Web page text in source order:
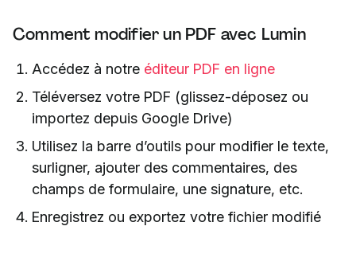
Comment modifier un PDF avec Lumin
Accédez à notre éditeur PDF en ligne
Téléversez votre PDF (glissez-déposez ou
importez depuis Google Drive)
Utilisez la barre d’outils pour modifier le texte,
surligner, ajouter des commentaires, des
champs de formulaire, une signature, etc.
Enregistrez ou exportez votre fichier modifié